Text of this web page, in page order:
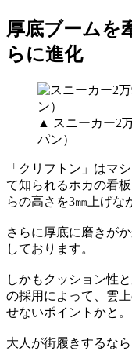
厚底ブームを
らに進化
▲ スニーカー2
パン）
「クリフトン」はマ
て知られるホカの看
らの高さを3㎜上げな
さらに厚底に磨きが
しております。
しかもクッション性
の採用によって、雲
せないポイントかと。
大人が街履きするな